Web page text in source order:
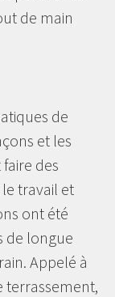
de main
de
et les
des
travail et
ont été
de longue
Appelé à
terrassement,